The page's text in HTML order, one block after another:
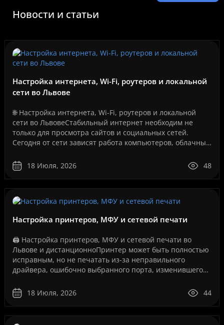
Новости и статьи
Настройка интернета, Wi-Fi, роутеров и локальной
сети во Львове
🌐 Настройка интернета, Wi-Fi, роутеров и локальной
сети во ЛьвовеСтабильный интернет необходим не
только для просмотра сайтов и социальных сетей.
Сегодня от сети зависят работа компьютеров, облачные
18 Июля, 2026
48
Настройка принтеров, МФУ и сетевой печати
🖨️ Настройка принтеров, МФУ и сетевой печати во
Львове и дистанционноПринтер может быть полностью
исправным, но не печатать из-за неправильного
драйвера, ошибочно выбранного порта, изменившегося
соединение..
18 Июля, 2026 44